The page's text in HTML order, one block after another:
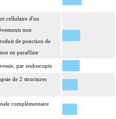
cellulaire d'un
non
de ponction de
en paraffine
par endoscopie
de 2 structures
complémentaire